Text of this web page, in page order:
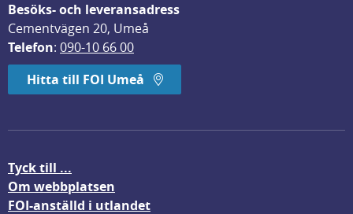
Besöks- och leveransadress
Cementvägen 20, Umeå
Telefon: 090-10 66 00
Hitta till FOI Umeå
Tyck till ...
Om webbplatsen
FOI-anställd i utlandet